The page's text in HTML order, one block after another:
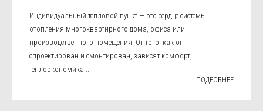
Индивидуальный тепловой пункт — это сердце системы
отопления многоквартирного дома, офиса или
производственного помещения. От того, как он
спроектирован и смонтирован, зависят комфорт,
теплоэкономика ...
ПОДРОБНЕЕ